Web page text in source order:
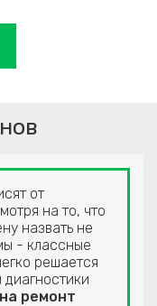
от
на то, что
назвать не
- классные
решается
диагностики
ремонт